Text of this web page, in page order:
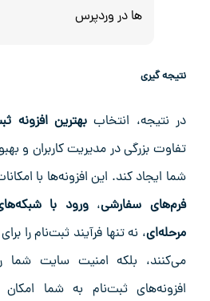
ها در وردپرس
نتیجه گیری
در نتیجه، انتخاببهترین افزونه
تفاوت بزرگی در مدیریت کاربران و
شما ایجاد کند. این افزونه‌ها با
فرم‌های سفارشی،ورود با
مرحله‌ای، نه تنها فرآیند ثبت‌نام را
می‌کنند، بلکه امنیت سایت شما
افزونه‌های ثبت‌نام به شما